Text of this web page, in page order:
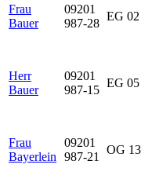
Frau
Bauer
09201
987-28
EG 02
Herr
Bauer
09201
987-15
EG 05
Frau
Bayerlein
09201
987-21
OG 13